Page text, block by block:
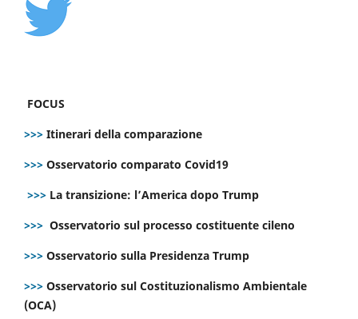
FOCUS
>>> Itinerari della comparazione
>>> Osservatorio comparato Covid19
>>> La transizione: l’America dopo Trump
>>> Osservatorio sul processo costituente cileno
>>> Osservatorio sulla Presidenza Trump
>>> Osservatorio sul Costituzionalismo Ambientale
(OCA)